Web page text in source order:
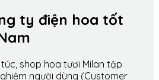
ty điện hoa tốt
shop hoa tươi Milan tập
người dùng (Customer